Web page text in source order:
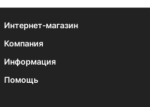
Интернет-магазин
Компания
Информация
Помощь